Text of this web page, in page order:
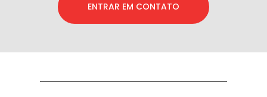
ENTRAR EM CONTATO